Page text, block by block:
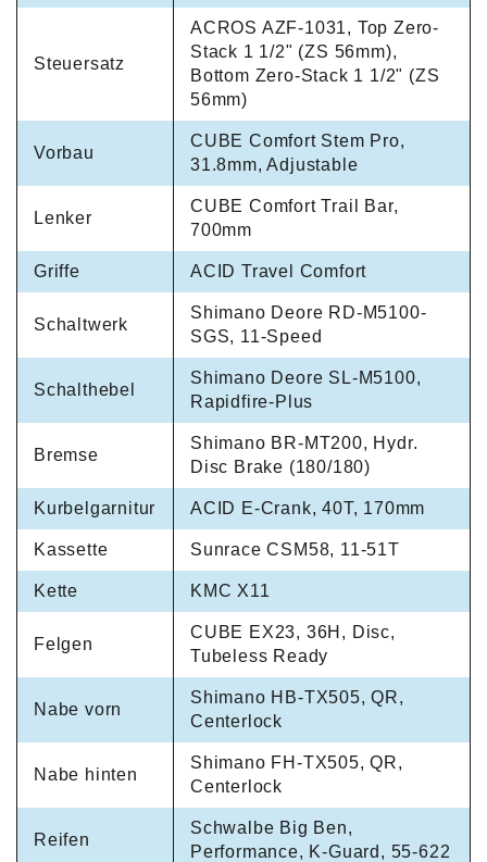
Steuersatz
ACROS AZF-1031, Top Zero-
Stack 1 1/2" (ZS 56mm),
Bottom Zero-Stack 1 1/2" (ZS
56mm)
Vorbau
CUBE Comfort Stem Pro,
31.8mm, Adjustable
Lenker
CUBE Comfort Trail Bar,
700mm
Griffe ACID Travel Comfort
Schaltwerk
Shimano Deore RD-M5100-
SGS, 11-Speed
Schalthebel
Shimano Deore SL-M5100,
Rapidfire-Plus
Bremse
Shimano BR-MT200, Hydr.
Disc Brake (180/180)
Kurbelgarnitur ACID E-Crank, 40T, 170mm
Kassette Sunrace CSM58, 11-51T
Kette KMC X11
Felgen
CUBE EX23, 36H, Disc,
Tubeless Ready
Nabe vorn
Shimano HB-TX505, QR,
Centerlock
Nabe hinten
Shimano FH-TX505, QR,
Centerlock
Reifen
Schwalbe Big Ben,
Performance, K-Guard, 55-622